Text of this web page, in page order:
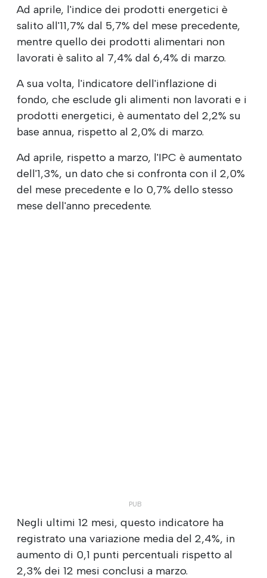
Ad aprile, l'indice dei prodotti energetici è
salito all'11,7% dal 5,7% del mese precedente,
mentre quello dei prodotti alimentari non
lavorati è salito al 7,4% dal 6,4% di marzo.
A sua volta, l'indicatore dell'inflazione di
fondo, che esclude gli alimenti non lavorati e i
prodotti energetici, è aumentato del 2,2% su
base annua, rispetto al 2,0% di marzo.
Ad aprile, rispetto a marzo, l'IPC è aumentato
dell'1,3%, un dato che si confronta con il 2,0%
del mese precedente e lo 0,7% dello stesso
mese dell'anno precedente.
Negli ultimi 12 mesi, questo indicatore ha
registrato una variazione media del 2,4%, in
aumento di 0,1 punti percentuali rispetto al
2,3% dei 12 mesi conclusi a marzo.